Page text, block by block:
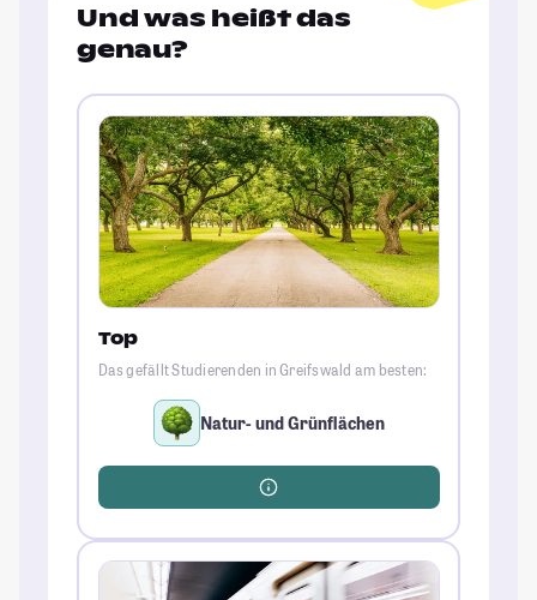
Und was heißt das
genau?
Top
Das gefällt Studierenden in Greifswald am besten:
Natur- und Grünflächen